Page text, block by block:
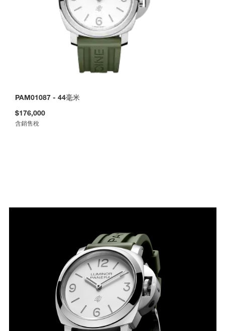
PAM01087 - 44毫米
$176,000
含銷售稅